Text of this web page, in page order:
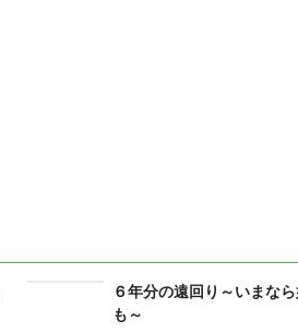
６年分の遠回り～いまな
も～